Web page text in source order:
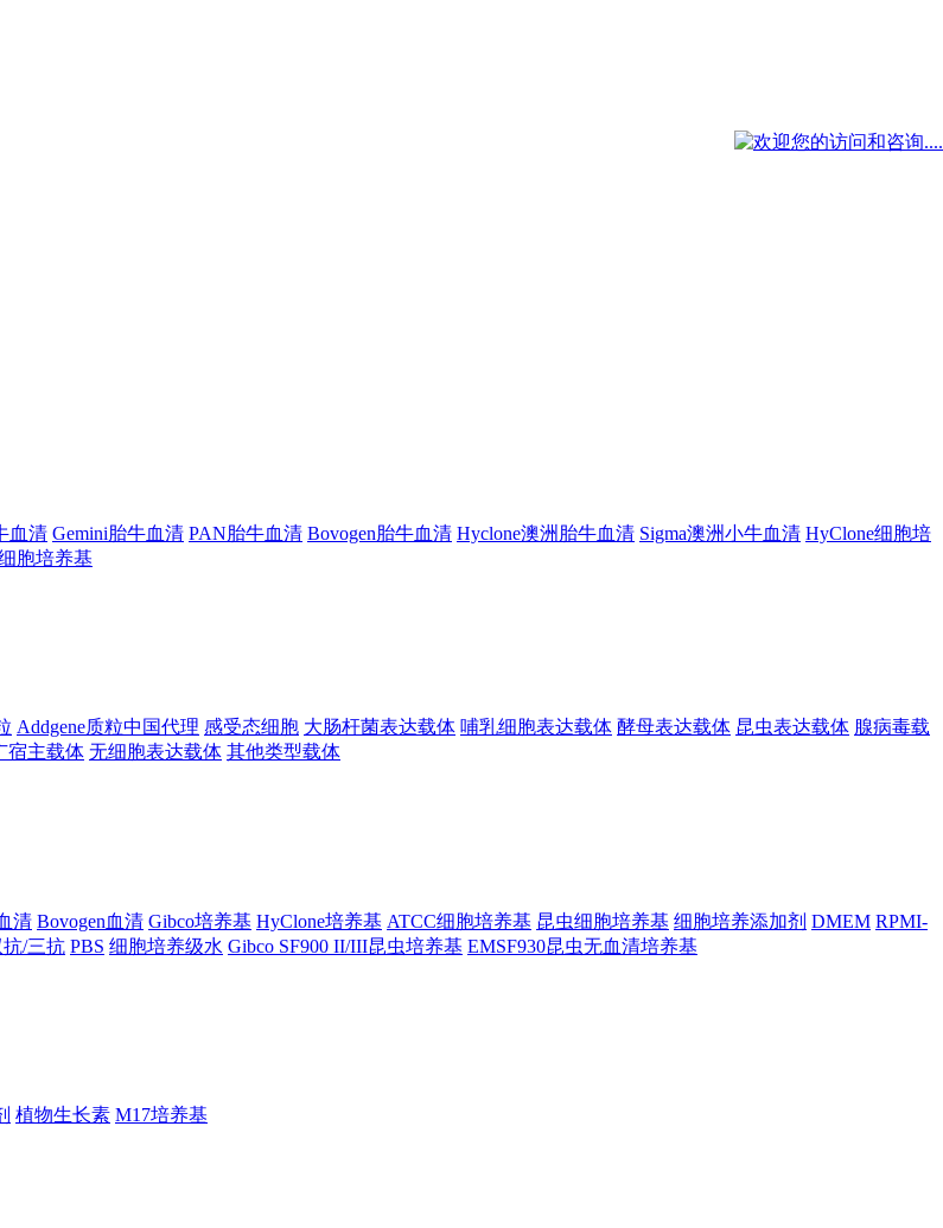
血清 Gemini胎牛血清 PAN胎牛血清 Bovogen胎牛血清 Hyclone澳洲胎牛血清 Sigma澳洲小牛血清 HyClone细胞培
胞培养基
Addgene质粒中国代理 感受态细胞 大肠杆菌表达载体 哺乳细胞表达载体 酵母表达载体 昆虫表达载体 腺病毒载
宿主载体 无细胞表达载体 其他类型载体
清 Bovogen血清 Gibco培养基 HyClone培养基 ATCC细胞培养基 昆虫细胞培养基 细胞培养添加剂 DMEM RPMI-
抗/三抗 PBS 细胞培养级水 Gibco SF900 II/III昆虫培养基 EMSF930昆虫无血清培养基
植物生长素 M17培养基